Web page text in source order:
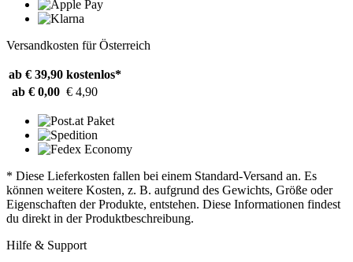
Versandkosten für Österreich
ab € 39,90 kostenlos*
ab € 0,00 € 4,90
* Diese Lieferkosten fallen bei einem Standard-Versand an. Es
können weitere Kosten, z. B. aufgrund des Gewichts, Größe oder
Eigenschaften der Produkte, entstehen. Diese Informationen findest
du direkt in der Produktbeschreibung.
Hilfe & Support